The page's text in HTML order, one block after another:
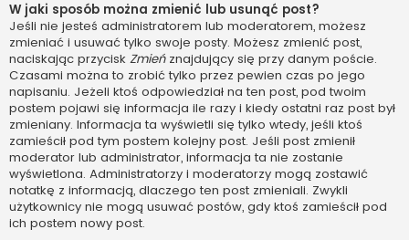
W jaki sposób można zmienić lub usunąć post?
Jeśli nie jesteś administratorem lub moderatorem, możesz
zmieniać i usuwać tylko swoje posty. Możesz zmienić post,
naciskając przycisk Zmieńznajdujący się przy danym poście.
Czasami można to zrobić tylko przez pewien czas po jego
napisaniu. Jeżeli ktoś odpowiedział na ten post, pod twoim
postem pojawi się informacja ile razy i kiedy ostatni raz post był
zmieniany. Informacja ta wyświetli się tylko wtedy, jeśli ktoś
zamieścił pod tym postem kolejny post. Jeśli post zmienił
moderator lub administrator, informacja ta nie zostanie
wyświetlona. Administratorzy i moderatorzy mogą zostawić
notatkę z informacją, dlaczego ten post zmieniali. Zwykli
użytkownicy nie mogą usuwać postów, gdy ktoś zamieścił pod
ich postem nowy post.